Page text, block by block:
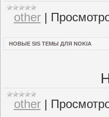
other|
НОВЫЕ SIS ТЕМЫ ДЛЯ NOKIA
other|